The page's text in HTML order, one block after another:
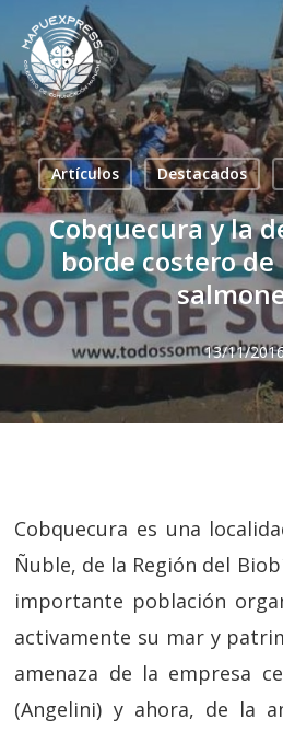
Skip
main
content
Artículos Destacados
Cobquecura y la
borde costero
13/11/
Cobquecura es una
Ñuble, de la Región del
importante población
activamente su mar y
amenaza de la empresa
(Angelini) y ahora, de la